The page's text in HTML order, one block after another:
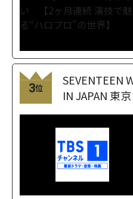
3位
SEVENTEEN
IN JAPAN 東